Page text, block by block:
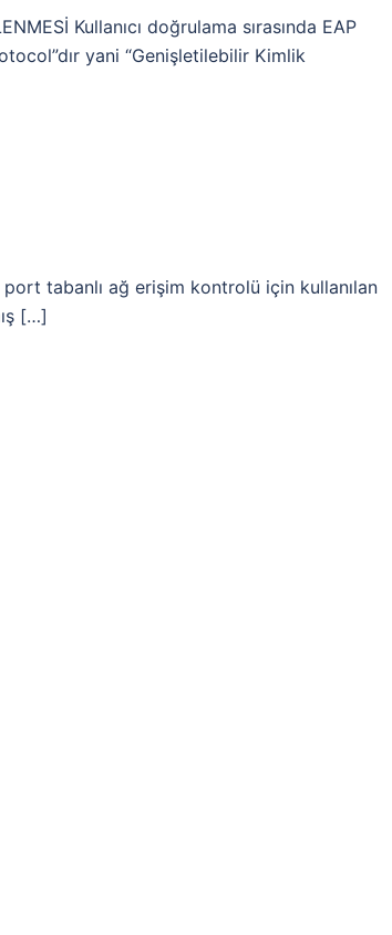
Kullanıcı doğrulama sırasında EAP
yani “Genişletilebilir Kimlik
port tabanlı ağ erişim kontrolü için kullanılan
[…]